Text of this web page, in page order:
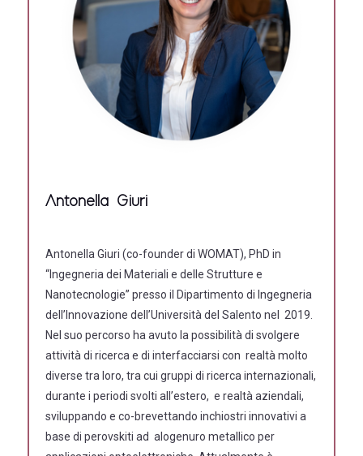
Antonella Giuri
Antonella Giuri (co-founder di WOMAT), PhD in
“Ingegneria dei Materiali e delle Strutture e
Nanotecnologie” presso il Dipartimento di Ingegneria
dell’Innovazione dell’Università del Salento nel 2019.
Nel suo percorso ha avuto la possibilità di svolgere
attività di ricerca e di interfacciarsi con realtà molto
diverse tra loro, tra cui gruppi di ricerca internazionali,
durante i periodi svolti all’estero, e realtà aziendali,
sviluppando e co-brevettando inchiostri innovativi a
base di perovskiti ad alogenuro metallico per